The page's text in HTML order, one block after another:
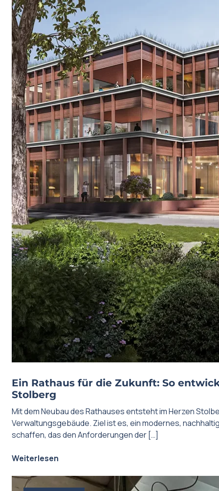
Ein Rathaus für die Zukunft: So
Stolberg
Mit dem Neubau des Rathauses entsteht im Herzen
Verwaltungsgebäude. Ziel ist es, ein modernes,
schaffen, das den Anforderungen der […]
Weiterlesen